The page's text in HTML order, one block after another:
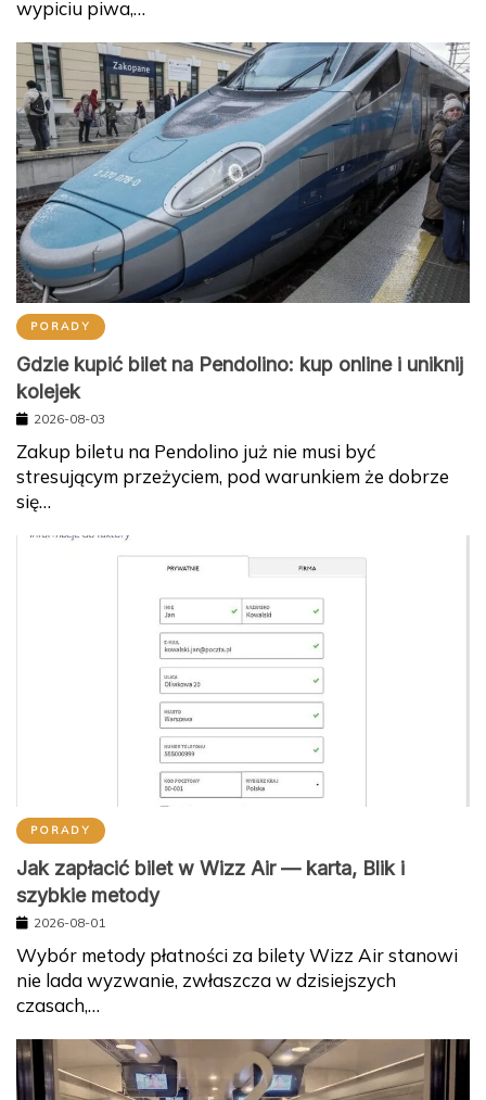
wypiciu piwa,…
PORADY
Gdzie kupić bilet na Pendolino: kup online i uniknij
kolejek
2026-08-03
Zakup biletu na Pendolino już nie musi być
stresującym przeżyciem, pod warunkiem że dobrze
się…
PORADY
Jak zapłacić bilet w Wizz Air — karta, Blik i
szybkie metody
2026-08-01
Wybór metody płatności za bilety Wizz Air stanowi
nie lada wyzwanie, zwłaszcza w dzisiejszych
czasach,…